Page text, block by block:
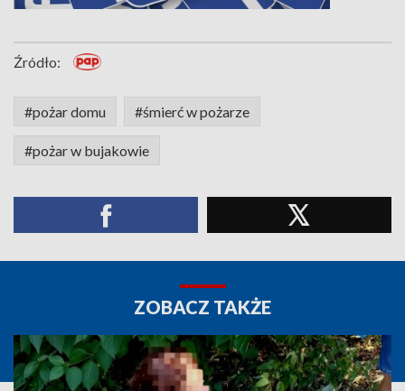
Źródło:
#pożar domu #śmierć w pożarze
#pożar w bujakowie
ZOBACZ TAKŻE